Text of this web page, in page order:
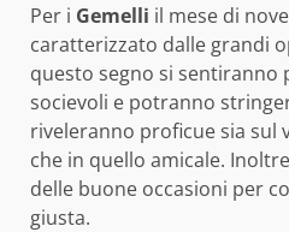
Per i Gemelli il mese di
caratterizzato dalle grandi
questo segno si
socievoli e potranno
riveleranno proficue sia sul
che in quello amicale.
delle buone occasioni per
giusta.